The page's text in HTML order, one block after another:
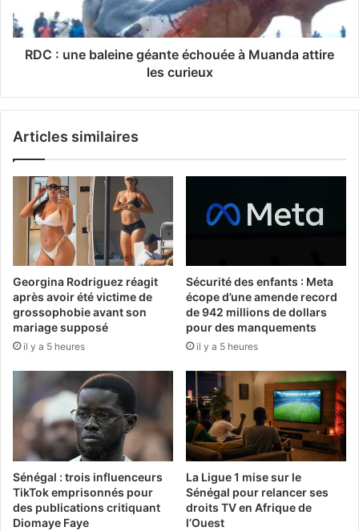
RDC : une baleine géante échouée à Muanda attire
les curieux
Articles similaires
Georgina Rodriguez réagit
après avoir été victime de
grossophobie avant son
mariage supposé
il y a 5 heures
Sécurité des enfants : Meta
écope d’une amende record
de 942 millions de dollars
pour des manquements
il y a 5 heures
Sénégal : trois influenceurs
TikTok emprisonnés pour
des publications critiquant
Diomaye Faye
La Ligue 1 mise sur le
Sénégal pour relancer ses
droits TV en Afrique de
l’Ouest